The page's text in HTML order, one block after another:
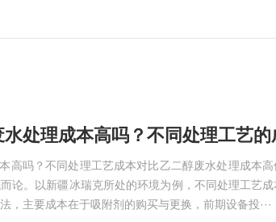
处理成本高吗？不同处理工艺
高吗？不同处理工艺成本对比乙二醇废水处理成本
论。以新疆冰瑞克所处的环境为例，不同处理工艺成
，主要成本在于吸附剂的购买与更换，前期设备投···